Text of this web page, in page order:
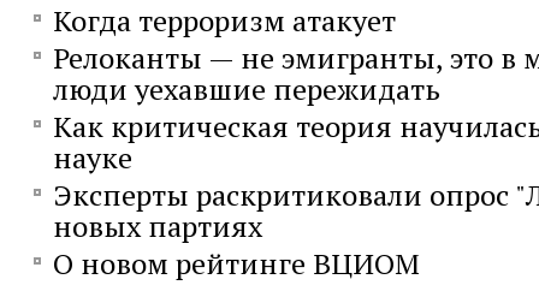
Когда терроризм атакует
Релоканты — не эмигранты, это в
люди уехавшие пережидать
Как критическая теория
науке
Эксперты раскритиковали опрос
новых партиях
О новом рейтинге ВЦИОМ